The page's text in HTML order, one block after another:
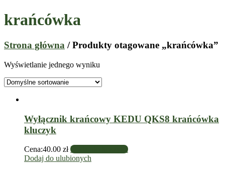
krańcówka
Strona główna / Produkty otagowane „krańcówka”
Wyświetlanie jednego wyniku
Wyłącznik krańcowy KEDU QKS8 krańcówka
kluczyk
Cena:40.00 zł Dodaj do koszyka
Dodaj do ulubionych